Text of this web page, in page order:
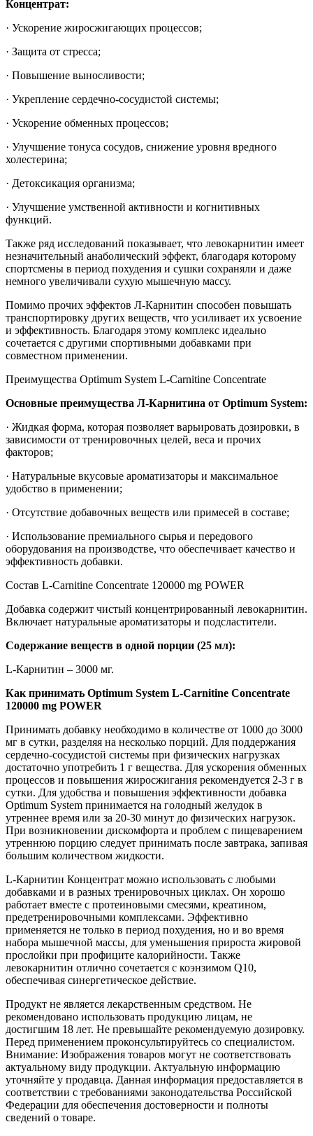
Концентрат:
· Ускорение жиросжигающих процессов;
· Защита от стресса;
· Повышение выносливости;
· Укрепление сердечно-сосудистой системы;
· Ускорение обменных процессов;
· Улучшение тонуса сосудов, снижение уровня вредного
холестерина;
· Детоксикация организма;
· Улучшение умственной активности и когнитивных
функций.
Также ряд исследований показывает, что левокарнитин имеет
незначительный анаболический эффект, благодаря которому
спортсмены в период похудения и сушки сохраняли и даже
немного увеличивали сухую мышечную массу.
Помимо прочих эффектов Л-Карнитин способен повышать
транспортировку других веществ, что усиливает их усвоение
и эффективность. Благодаря этому комплекс идеально
сочетается с другими спортивными добавками при
совместном применении.
Преимущества Optimum System L-Carnitine Concentrate
Основные преимущества Л-Карнитина от Optimum System:
· Жидкая форма, которая позволяет варьировать дозировки, в
зависимости от тренировочных целей, веса и прочих
факторов;
· Натуральные вкусовые ароматизаторы и максимальное
удобство в применении;
· Отсутствие добавочных веществ или примесей в составе;
· Использование премиального сырья и передового
оборудования на производстве, что обеспечивает качество и
эффективность добавки.
Состав L-Carnitine Concentrate 120000 mg POWER
Добавка содержит чистый концентрированный левокарнитин.
Включает натуральные ароматизаторы и подсластители.
Содержание веществ в одной порции (25 мл):
L-Карнитин – 3000 мг.
Как принимать Optimum System L-Carnitine Concentrate
120000 mg POWER
Принимать добавку необходимо в количестве от 1000 до 3000
мг в сутки, разделяя на несколько порций. Для поддержания
сердечно-сосудистой системы при физических нагрузках
достаточно употребить 1 г вещества. Для ускорения обменных
процессов и повышения жиросжигания рекомендуется 2-3 г в
сутки. Для удобства и повышения эффективности добавка
Optimum System принимается на голодный желудок в
утреннее время или за 20-30 минут до физических нагрузок.
При возникновении дискомфорта и проблем с пищеварением
утреннюю порцию следует принимать после завтрака, запивая
большим количеством жидкости.
L-Карнитин Концентрат можно использовать с любыми
добавками и в разных тренировочных циклах. Он хорошо
работает вместе с протеиновыми смесями, креатином,
предетренировочными комплексами. Эффективно
применяется не только в период похудения, но и во время
набора мышечной массы, для уменьшения прироста жировой
прослойки при профиците калорийности. Также
левокарнитин отлично сочетается с коэнзимом Q10,
обеспечивая синергетическое действие.
Продукт не является лекарственным средством. Не
рекомендовано использовать продукцию лицам, не
достигшим 18 лет. Не превышайте рекомендуемую дозировку.
Перед применением проконсультируйтесь со специалистом.
Внимание: Изображения товаров могут не соответствовать
актуальному виду продукции. Актуальную информацию
уточняйте у продавца. Данная информация предоставляется в
соответствии с требованиями законодательства Российской
Федерации для обеспечения достоверности и полноты
сведений о товаре.